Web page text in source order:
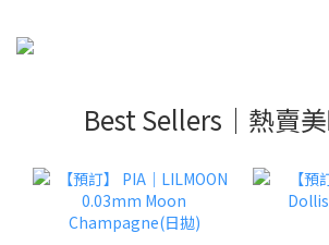
Best Sellers｜熱賣